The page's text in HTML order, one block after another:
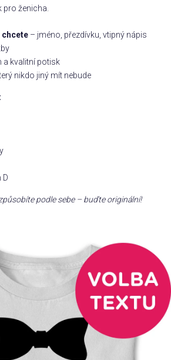
ženicha.
chcete – jméno, přezdívku, vtipný nápis
kvalitní potisk
nikdo jiný mít nebude
D
podle sebe – buďte originální!